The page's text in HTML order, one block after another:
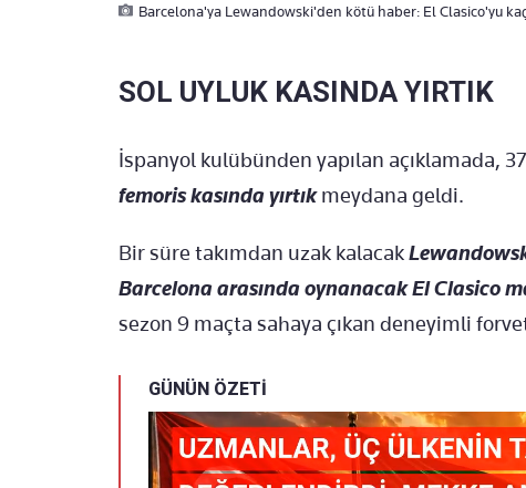
Barcelona'ya Lewandowski'den kötü haber: El Clasico'yu
SOL UYLUK KASINDA YIRTIK
İspanyol kulübünden yapılan açıklamada,
femoriskasında yırtıkmeydana geldi.
Bir süre takımdan uzak kalacak
Barcelona arasında oynanacak El Clasico
sezon 9 maçta sahaya çıkan deneyimli
GÜNÜN ÖZETİ